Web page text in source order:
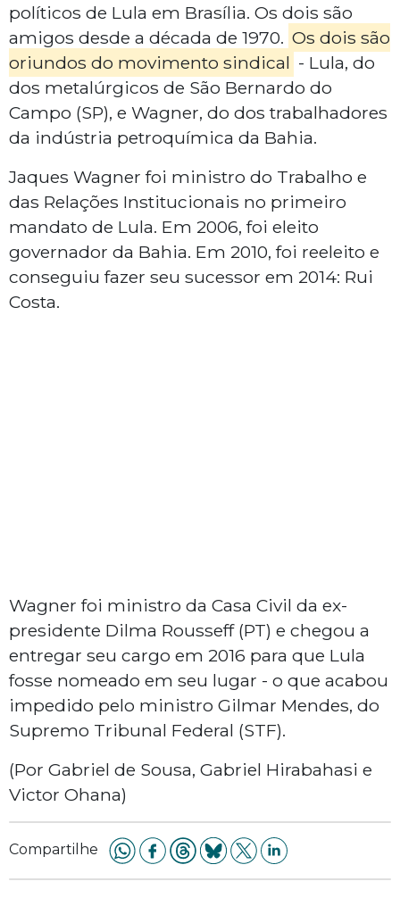
políticos de Lula em Brasília. Os dois são
amigos desde a década de 1970. Os dois são
oriundos do movimento sindical - Lula, do
dos metalúrgicos de São Bernardo do
Campo (SP), e Wagner, do dos trabalhadores
da indústria petroquímica da Bahia.
Jaques Wagner foi ministro do Trabalho e
das Relações Institucionais no primeiro
mandato de Lula. Em 2006, foi eleito
governador da Bahia. Em 2010, foi reeleito e
conseguiu fazer seu sucessor em 2014: Rui
Costa.
Wagner foi ministro da Casa Civil da ex-
presidente Dilma Rousseff (PT) e chegou a
entregar seu cargo em 2016 para que Lula
fosse nomeado em seu lugar - o que acabou
impedido pelo ministro Gilmar Mendes, do
Supremo Tribunal Federal (STF).
(Por Gabriel de Sousa, Gabriel Hirabahasi e
Victor Ohana)
Compartilhe